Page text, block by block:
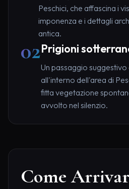
Peschici, che affascina i
imponenza e i dettagli
antica.
02Prigioni
Un passaggio
all'interno dell'area di
fitta vegetazione
avvolto nel silenzio.
Come